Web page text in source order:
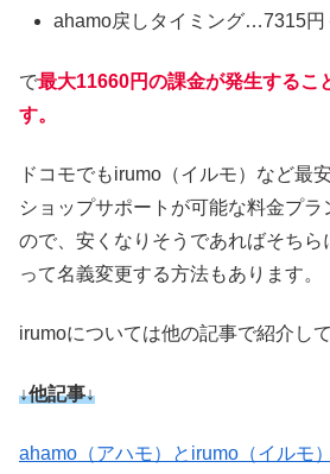
ahamo戻しタイミング…7315円
で最大11660円の課金が発生するこ
す。
ドコモでもirumo（イルモ）など最
ショップサポートが可能な料金プ
ので、安くなりそうであればそちら
って名義変更する方法もあります。
irumoについては他の記事で紹介して
↓他記事↓
ahamo（アハモ）とirumo（イルモ